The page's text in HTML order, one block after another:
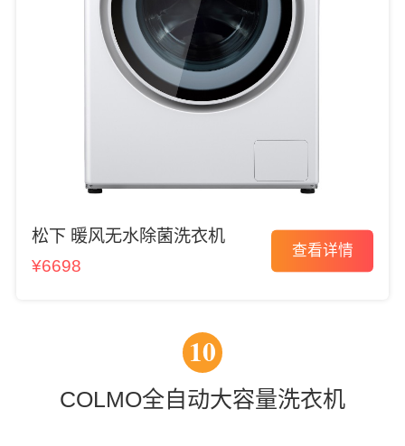
松下 暖风无水除菌洗衣机
¥6698
查看详情
10
COLMO全自动大容量洗衣机